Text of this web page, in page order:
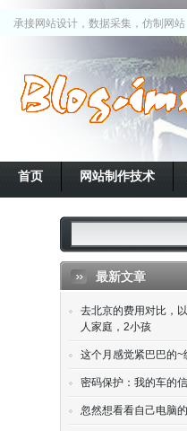
承接网站设计，数据采集，仿制网
首页 网站制作技术
最新文章
去北京的费用对比，
人家庭，2小孩
这个月感觉紧巴巴的
密码保护：我的车的
忽然想看看自己电脑